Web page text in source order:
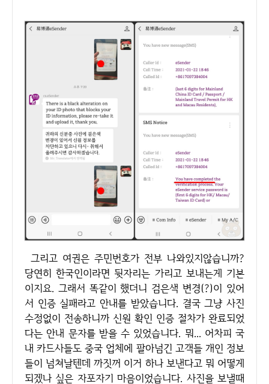
그리고 여권은 주민번호가 전부 나와있지않습니까?
당연히 한국인이라면 뒷자리는 가리고 보내는게 기본
이지요. 그래서 똑같이 했더니 검은색 변경(?)이 있어
서 인증 실패라고 안내를 받았습니다. 결국 그냥 사진
수정없이 전송하니까 신원 확인 인증 절차가 완료되었
다는 안내 문자를 받을 수 있었습니다. 뭐... 어차피 국
내 카드사들도 중국 업체에 팔아넘긴 고객들 개인 정보
들이 넘쳐날텐데 까짓꺼 이거 하나 보낸다고 뭐 어떻게
되겠나 싶은 자포자기 마음이었습니다. 사진을 보낼때